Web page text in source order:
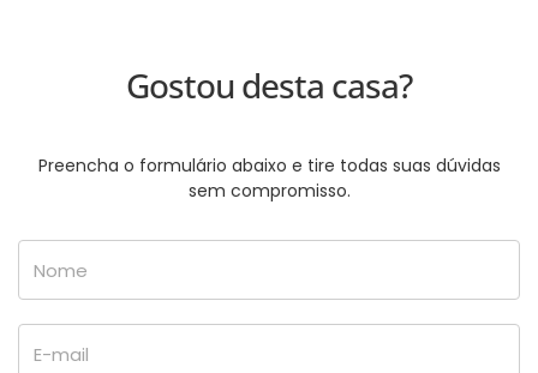
Gostou desta casa?
Preencha o formulário abaixo e tire todas suas dúvidas
sem compromisso.